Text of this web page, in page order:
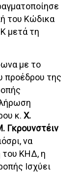
του Κώδικα
μετά τη
με το
προέδρου της
κ.Χ.
Γκρουνστέιν
να
του ΚΗΔ, η
Ισχύει